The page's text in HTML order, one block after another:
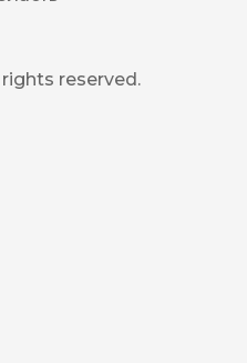
reserved.